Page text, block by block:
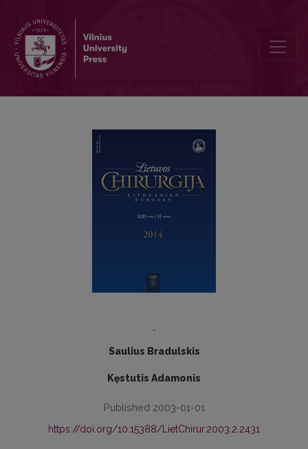
-
Saulius Bradulskis
Kęstutis Adamonis
Published 2003-01-01
https://doi.org/10.15388/LietChirur.2003.2.2431